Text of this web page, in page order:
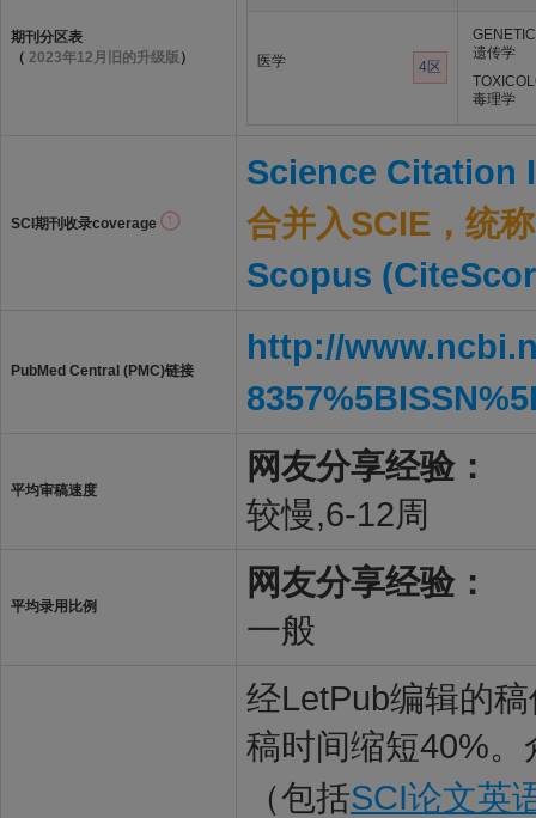
期刊分区表
（ 2023年12月旧的升级版 ） 医学 4区
遗传学
毒理学
SCI期刊收录coverage
Science Citation
合并入SCIE，统
Scopus
PubMed Central (PMC)链接
http://
平均审稿速度
网友分享经验：
较慢,6-12周
平均录用比例
网友分享经验：
一般
经LetPub编辑的
稿时间缩短40%
（包括SCI论文英